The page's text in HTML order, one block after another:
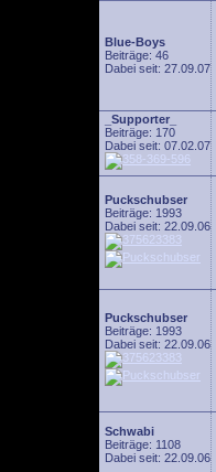
Blue-Boys
Beiträge: 46
Dabei seit: 27.09.07
_Supporter_
Beiträge: 170
Dabei seit: 07.02.07
Puckschubser
Beiträge: 1993
Dabei seit: 22.09.06
Puckschubser
Beiträge: 1993
Dabei seit: 22.09.06
Schwabi
Beiträge: 1108
Dabei seit: 22.09.06